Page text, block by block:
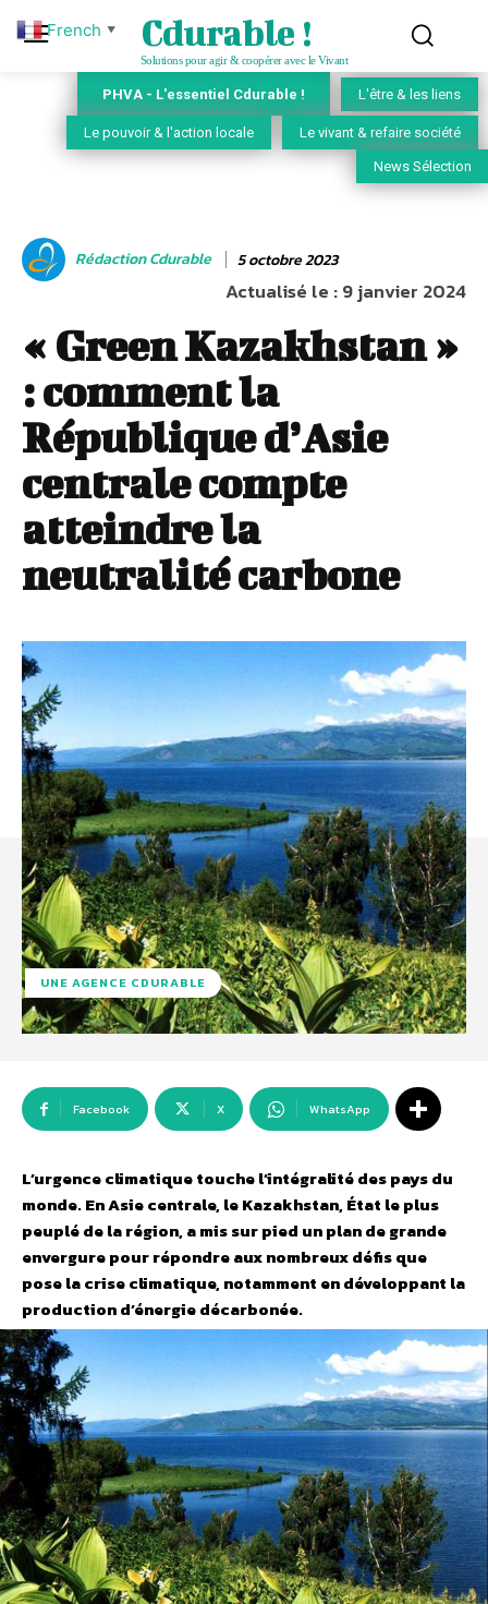
Cdurable !
Solutions pour agir & coopérer avec le Vivant
PHVA - L'essentiel Cdurable ! L'être & les liens
Le pouvoir & l'action locale Le vivant & refaire société
News Sélection
Rédaction Cdurable 5 octobre 2023
Actualisé le :9 janvier 2024
« Green Kazakhstan »
: comment la
République d’Asie
centrale compte
atteindre la
neutralité carbone
UNE AGENCE CDURABLE
Facebook X WhatsApp
L’urgence climatique touche l’intégralité des pays du
monde. En Asie centrale, le Kazakhstan, État le plus
peuplé de la région, a mis sur pied un plan de grande
envergure pour répondre aux nombreux défis que
pose la crise climatique, notamment en développant la
production d’énergie décarbonée.
French ▼